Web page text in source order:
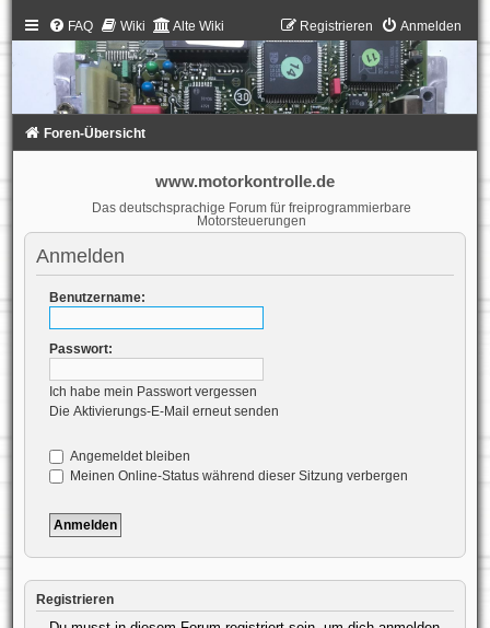
FAQ Wiki Alte Wiki Anmelden
Registrieren
Foren-Übersicht
www.motorkontrolle.de
Das deutschsprachige Forum für freiprogrammierbare
Motorsteuerungen
Anmelden
Benutzername:
Passwort:
Ich habe mein Passwort vergessen
Die Aktivierungs-E-Mail erneut senden
Angemeldet bleiben
Meinen Online-Status während dieser Sitzung verbergen
Registrieren